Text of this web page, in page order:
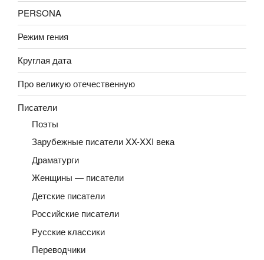
PERSONA
Режим гения
Круглая дата
Про великую отечественную
Писатели
Поэты
Зарубежные писатели XX-XXI века
Драматурги
Женщины — писатели
Детские писатели
Российские писатели
Русские классики
Переводчики